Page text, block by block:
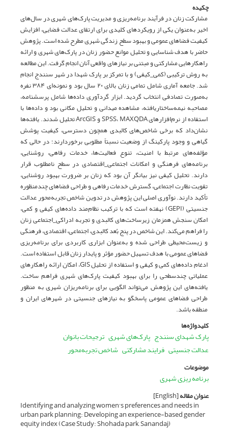
چکیده
مشارکت زنان در فرآیند برنامه‌ریزی و مدیریت پارک‌های شهری در سال‌های
اخیر به‌عنوان یکی از رویکردهای کلیدی برای ارتقای عدالت فضایی، افزایش
کیفیت فضاهای عمومی و بهبود سطح زندگی شهری مطرح شده است. پژوهش
حاضر با هدف شناسایی و تحلیل موانع حضور زنان در پارک‌های شهری و ارائه
راهکارهایی مشارکتی و مبتنی بر نیازهای واقعی آنان انجام گرفت. این مطالعه
به روش ترکیبی (کمی_کیفی) و با تمرکز بر پارک شهدا در شهر سنندج انجام
شد. جامعه آماری شامل تمامی زنان بالای ۲۰ سال بود و نمونه‌ای ۳۸۴ نفره
به‌صورت تصادفی انتخاب گردید. ابزار گردآوری داده‌ها شامل پرسشنامه،
مصاحبه نیمه‌ساختاریافته، مشاهده میدانی و تحلیل مکانی بود و داده‌ها با
استفاده از نرم‌افزارهای SPSS، MAXQDA و ArcGIS تحلیل شدند. یافته‌ها
نشان‌داد که برخی شاخص‌های کالبدی همچون دسترسی، کیفیت پوشش
گیاهی و وجود پارکینگ از وضعیت نسبتاً مطلوبی برخوردارند؛ در حالی که
مؤلفه‌های مرتبط با امنیت، تنوع فعالیت‌ها، خدمات رفاهی، روشنایی،
برنامه‌های فرهنگی و امکانات اجتماعی_اقتصادی در سطح نامطلوب قرار
دارند. تحلیل کیفی نیز بیانگر آن بود که زنان بر ضرورت بهبود روشنایی،
تقویت نظارت اجتماعی، گسترش خدمات رفاهی و طراحی فضاهای چندمنظوره
تأکید دارند. نوآوری اصلی این پژوهش در تدوین شاخص تجربه‌محور عدالت
جنسیتی (GEPI) نهفته است که با ترکیب نظام‌مند داده‌های کیفی و کمی،
امکان سنجش همزمان زیرساخت‌های کالبدی و تجربه ادراکی_اجتماعی زنان
را فراهم می‌کند. این شاخص در پنج بُعد کالبدی، اجتماعی، اقتصادی، فرهنگی
و زیست‌محیطی طراحی شده و به‌عنوان ابزاری کاربردی برای برنامه‌ریزی
فضاهای عمومی با هدف تسهیل حضور مؤثر و پایدار زنان قابل استفاده است.
ادغام داده‌های کمی و کیفی و استفاده از تحلیل GIS، امکان ارائه راهکارهای
عملیاتی چندسطحی را برای بهبود کیفیت پارک‌های شهری فراهم ساخت.
یافته‌های این پژوهش می‌تواند الگویی برای برنامه‌ریزان شهری به منظور
طراحی فضاهای عمومی پاسخگو به نیازهای جنسیتی در شهرهای ایران و
منطقه باشد.
کلیدواژه‌ها
پارک شهدای سنندج پارک‌های شهری ترجیحات بانوان
عدالت جنسیتی فرایند مشارکتی شاخص تجربه‌محور
موضوعات
برنامه ریزی شهری
عنوان مقاله[English]
Identifying and analyzing women’s preferences and needs in
urban park planning: Developing an experience-based gender
equity index (Case Study: Shohada park, Sanandaj)